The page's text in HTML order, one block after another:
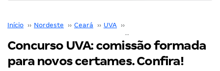
Início ›› Nordeste ›› Ceará ›› UVA ››
Concurso UVA: comissão formada
para novos certames. Confira!